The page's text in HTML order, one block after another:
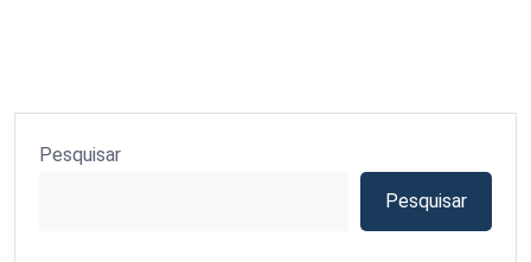
Pesquisar
Pesquisar